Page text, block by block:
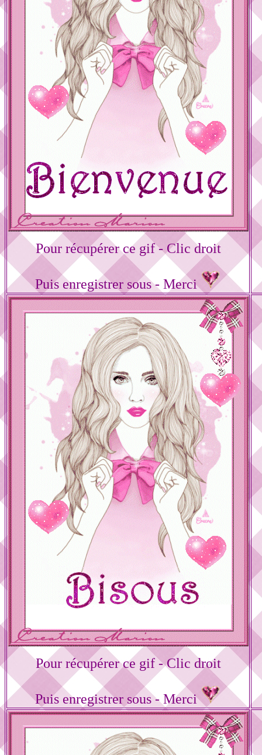
Pour récupérer ce gif - Clic droit
Puis enregistrer sous - Merci
Pour récupérer ce gif - Clic droit
Puis enregistrer sous - Merci